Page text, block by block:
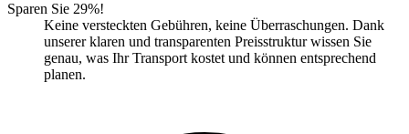
Sparen Sie 29%!
Keine versteckten Gebühren, keine Überraschungen. Dank
unserer klaren und transparenten Preisstruktur wissen Sie
genau, was Ihr Transport kostet und können entsprechend
planen.